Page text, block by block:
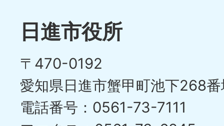
イ
目
の
ス
ラ
イ
日進市役所
〒470-0192
愛知県日進市蟹甲町池下268
電話番号：0561-73-7111